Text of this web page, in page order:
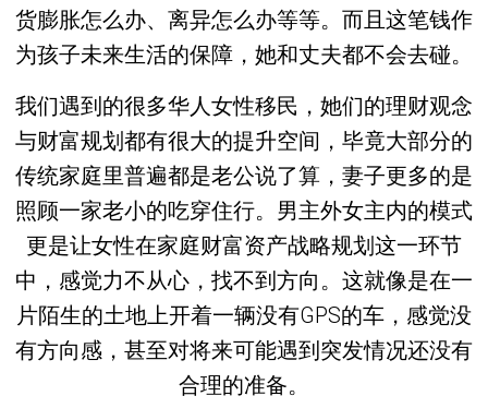
货膨胀怎么办、离异怎么办等等。而且这笔钱作
为孩子未来生活的保障，她和丈夫都不会去碰。
我们遇到的很多华人女性移民，她们的理财观念
与财富规划都有很大的提升空间，毕竟大部分的
传统家庭里普遍都是老公说了算，妻子更多的是
照顾一家老小的吃穿住行。男主外女主内的模式
更是让女性在家庭财富资产战略规划这一环节
中，感觉力不从心，找不到方向。这就像是在一
片陌生的土地上开着一辆没有GPS的车，感觉没
有方向感，甚至对将来可能遇到突发情况还没有
合理的准备。